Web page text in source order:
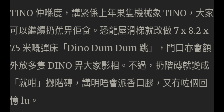
TINO 仲喺度，講緊係上年果隻機械象 TINO，大家
可以繼續扔蕉畀佢食。恐龍屋滑梯就改做 7 x 8.2 x
7.5 米嘅彈床「Dino Dum Dum 跳」，門口亦會額
外放多隻 DINO 畀大家影相。不過，扔階磚就變成
「就咁」擲階磚，講明唔會派香口膠，又冇咗個回
憶 lu。